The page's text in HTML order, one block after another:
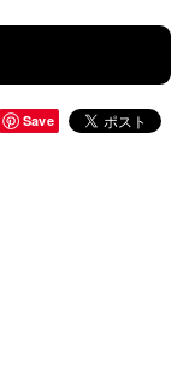
Save